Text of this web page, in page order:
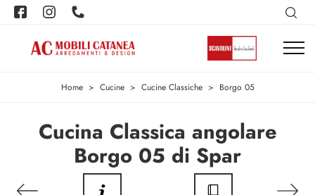
Home > Cucine > Cucine Classiche > Borgo 05
Cucina Classica angolare
Borgo 05 di Spar